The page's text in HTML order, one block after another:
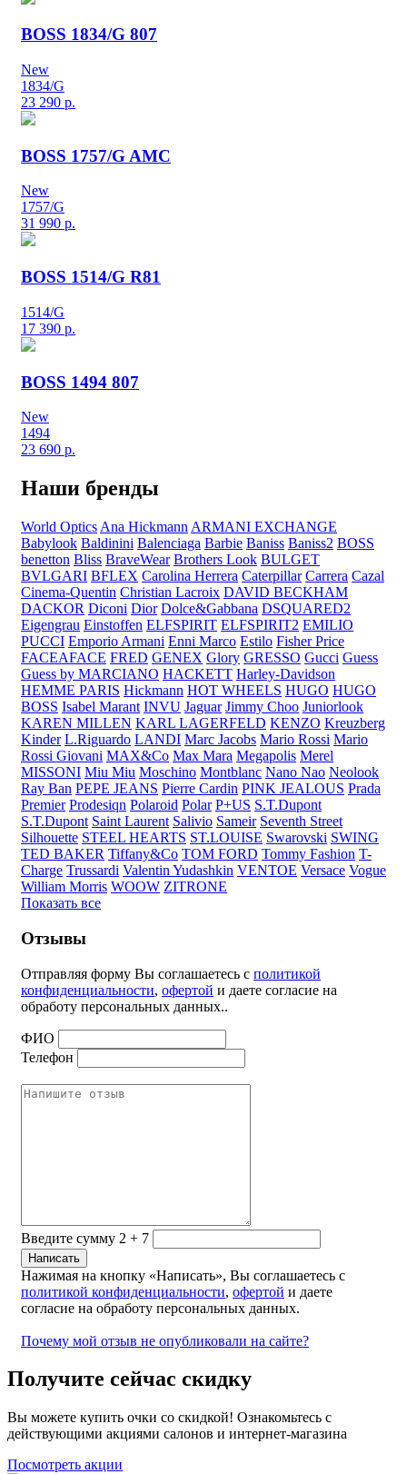
BOSS 1834/G 807
New
1834/G
23 290 р.
BOSS 1757/G AMC
New
1757/G
31 990 р.
BOSS 1514/G R81
1514/G
17 390 р.
BOSS 1494 807
New
1494
23 690 р.
Наши бренды
World Optics Ana Hickmann ARMANI EXCHANGE
Babylook Baldinini Balenciaga Barbie Baniss Baniss2 BOSS
benetton Bliss BraveWear Brothers Look BULGET
BVLGARI BFLEX Carolina Herrera Caterpillar Carrera Cazal
Cinema-Quentin Christian Lacroix DAVID BECKHAM
DACKOR Diconi Dior Dolce&Gabbana DSQUARED2
Eigengrau Einstoffen ELFSPIRIT ELFSPIRIT2 EMILIO
PUCCI Emporio Armani Enni Marco Estilo Fisher Price
FACEAFACE FRED GENEX Glory GRESSO Gucci Guess
Guess by MARCIANO HACKETT Harley-Davidson
HEMME PARIS Hickmann HOT WHEELS HUGO HUGO
BOSS Isabel Marant INVU Jaguar Jimmy Choo Juniorlook
KAREN MILLEN KARL LAGERFELD KENZO Kreuzberg
Kinder L.Riguardo LANDI Marc Jacobs Mario Rossi Mario
Rossi Giovani MAX&Co Max Mara Megapolis Merel
MISSONI Miu Miu Moschino Montblanc Nano Nao Neolook
Ray Ban PEPE JEANS Pierre Cardin PINK JEALOUS Prada
Premier Prodesiqn Polaroid Polar P+US S.T.Dupont
S.T.Dupont Saint Laurent Salivio Sameir Seventh Street
Silhouette STEEL HEARTS ST.LOUISE Swarovski SWING
TED BAKER Tiffany&Co TOM FORD Tommy Fashion T-
Charge Trussardi Valentin Yudashkin VENTOE Versace Vogue
William Morris WOOW ZITRONE
Показать все
Отзывы
Отправляя форму Вы соглашаетесь с политикой
конфиденциальности, офертой и даете согласие на
обработу персональных данных..
ФИО
Телефон
Введите сумму 2 + 7
Нажимая на кнопку «Написать», Вы соглашаетесь с
политикой конфиденциальности, офертой и даете
согласие на обработу персональных данных.
Почему мой отзыв не опубликовали на сайте?
Получите сейчас скидку
Вы можете купить очки со скидкой! Ознакомьтесь с
действующими акциями салонов и интернет-магазина
Посмотреть акции